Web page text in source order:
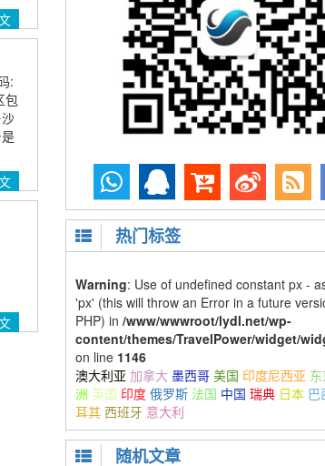
:
包
热门标签
Warning: Use of undefined constant px -
'px' (this will throw an Error in a future
PHP) in /www/wwwroot/lydl.net/wp-
content/themes/TravelPower/widget/
on line 1146
澳大利亚 加拿大 墨西哥 美国 印度尼西亚
洲 英国 印度 俄罗斯 法国 中国 瑞典 日本 巴
耳其 西班牙 意大利
随机文章